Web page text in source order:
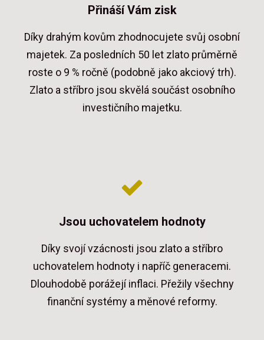
Přináší Vám zisk
Díky drahým kovům zhodnocujete svůj osobní
majetek. Za posledních 50 let zlato průměrně
roste o 9 % ročně (podobně jako akciový trh).
Zlato a stříbro jsou skvělá součást osobního
investičního majetku.
Jsou uchovatelem hodnoty
Díky svojí vzácnosti jsou zlato a stříbro
uchovatelem hodnoty i napříč generacemi.
Dlouhodobě porážejí inflaci. Přežily všechny
finanční systémy a měnové reformy.